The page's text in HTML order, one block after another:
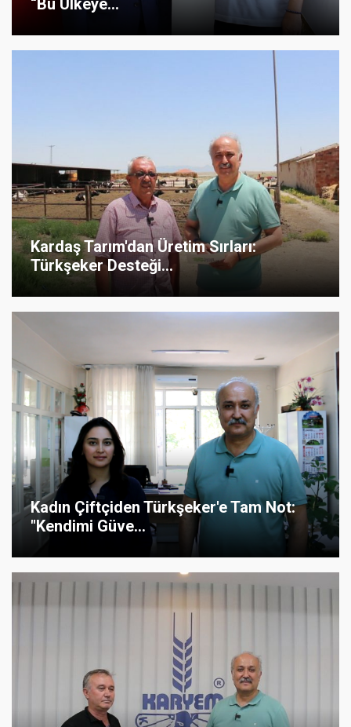
“Bu Ülkeye...
Kardaş Tarım'dan Üretim Sırları:
Türkşeker Desteği...
Kadın Çiftçiden Türkşeker'e Tam Not:
"Kendimi Güve...